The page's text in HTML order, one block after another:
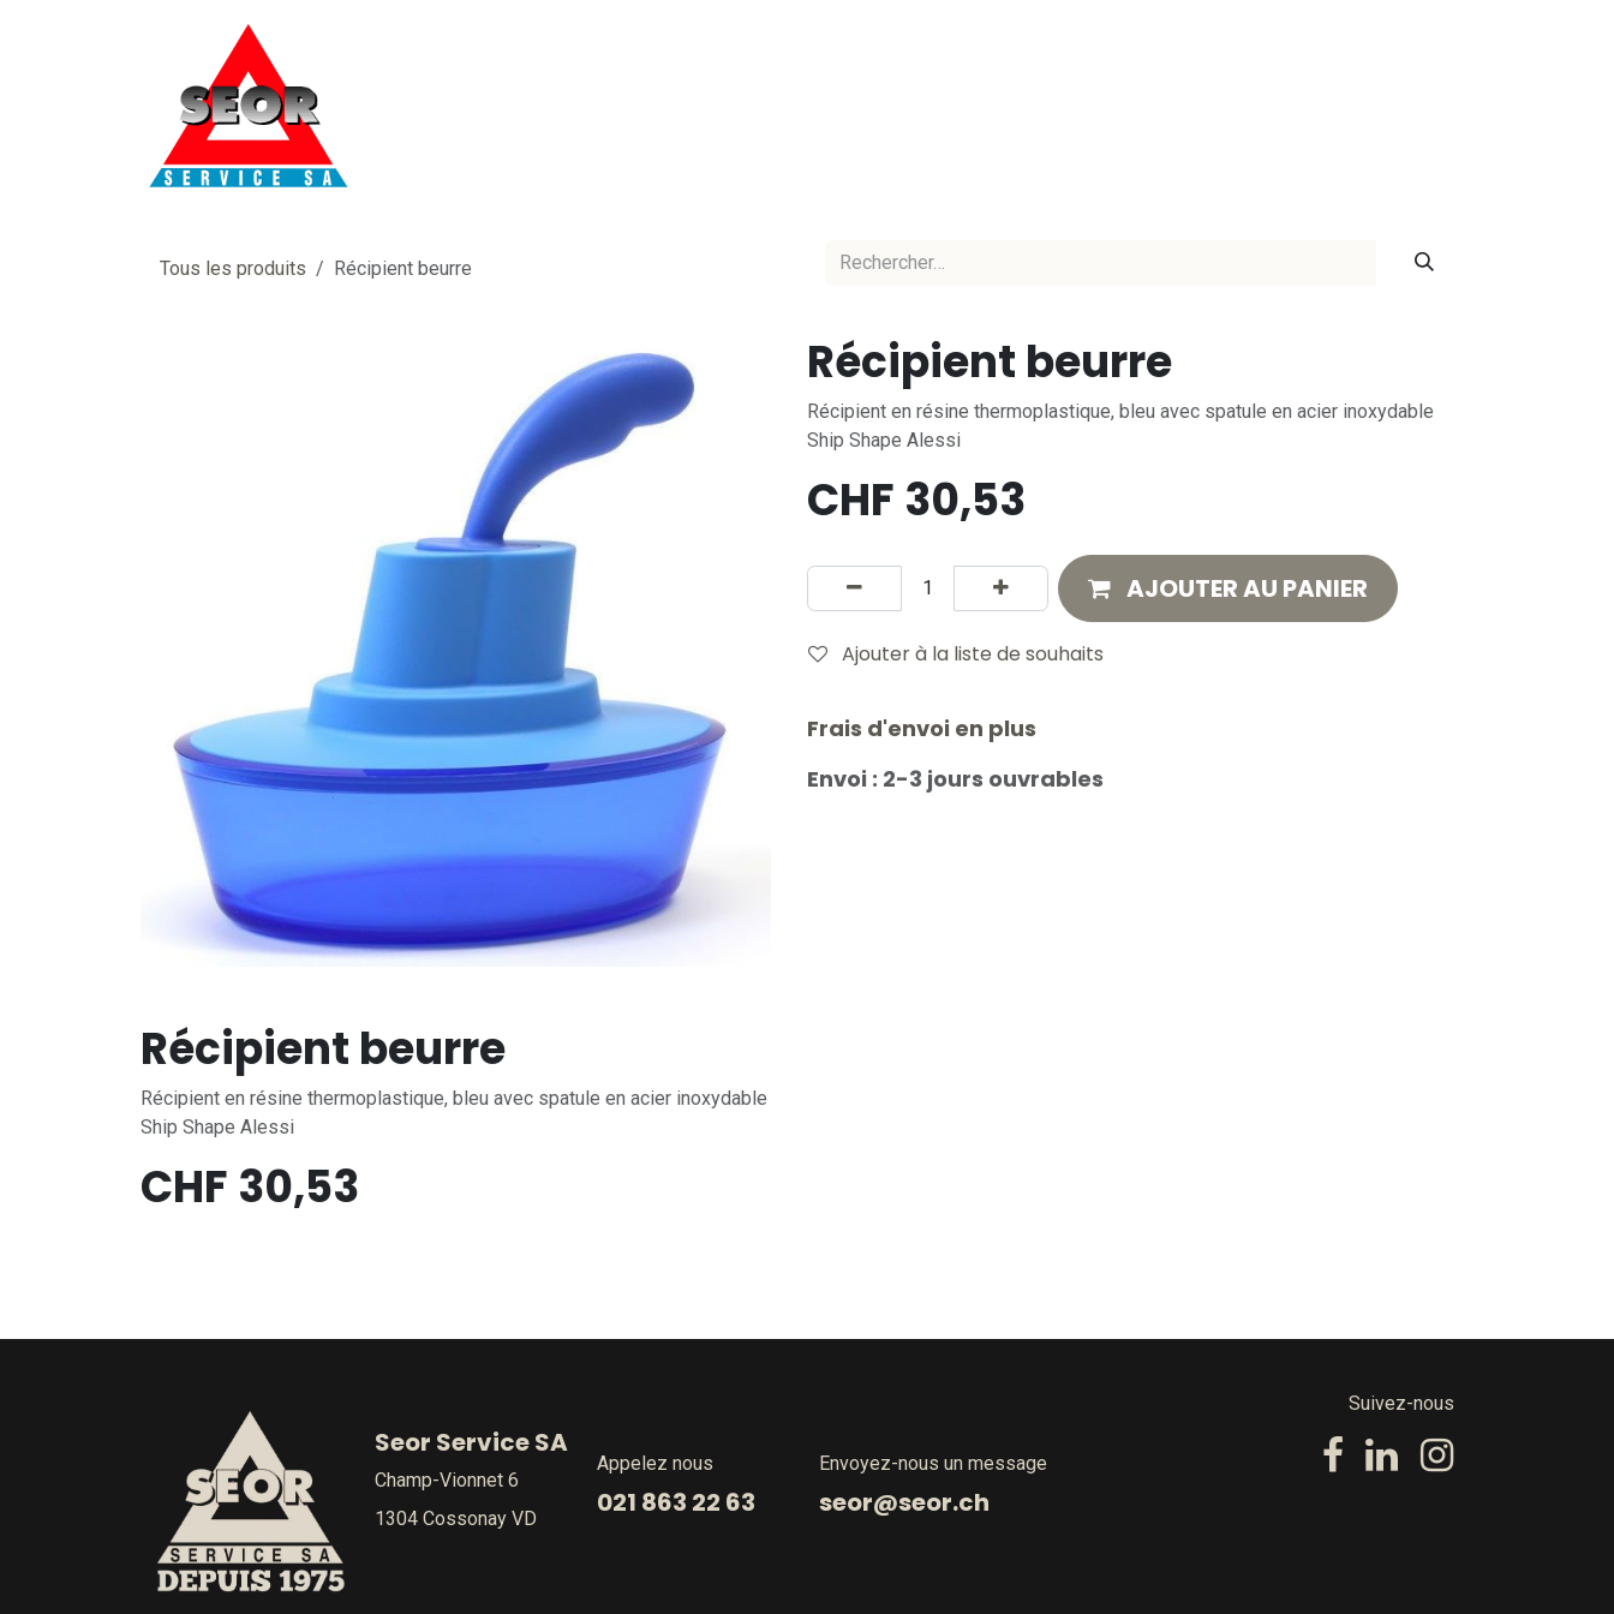
Tous les produits Récipient beurre
Récipient beurre
Récipient en résine thermoplastique, bleu avec spatule en acier inoxydable
Ship Shape Alessi
CHF 30,53
AJOUTER AU PANIER
Ajouter à la liste de souhaits
Frais d'envoi en plus
Envoi : 2-3 jours ouvrables
Récipient beurre
Récipient en résine thermoplastique, bleu avec spatule en acier inoxydable
Ship Shape Alessi
CHF 30,53
Suivez-nous
Seor Service SA
Champ-Vionnet 6
1304 Cossonay VD
Envoyez-nous un message
seor@seor.ch
Appelez nous
021 863 22 63